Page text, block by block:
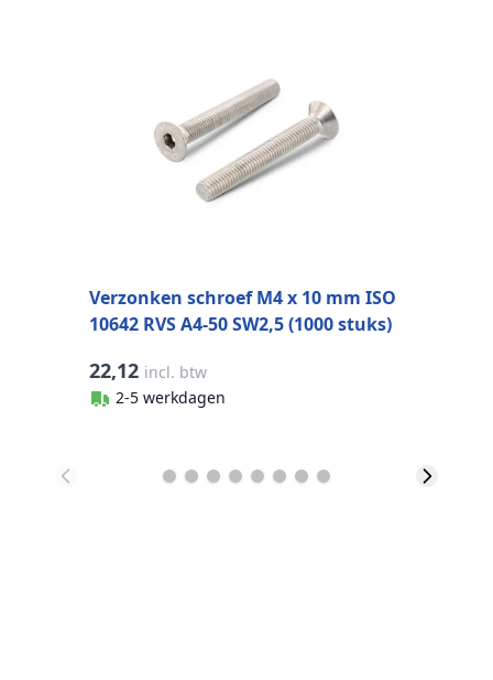
Verzonken schroef M4 x 10 mm ISO
10642 RVS A4-50 SW2,5 (1000 stuks)
22,12 incl. btw
2-5 werkdagen